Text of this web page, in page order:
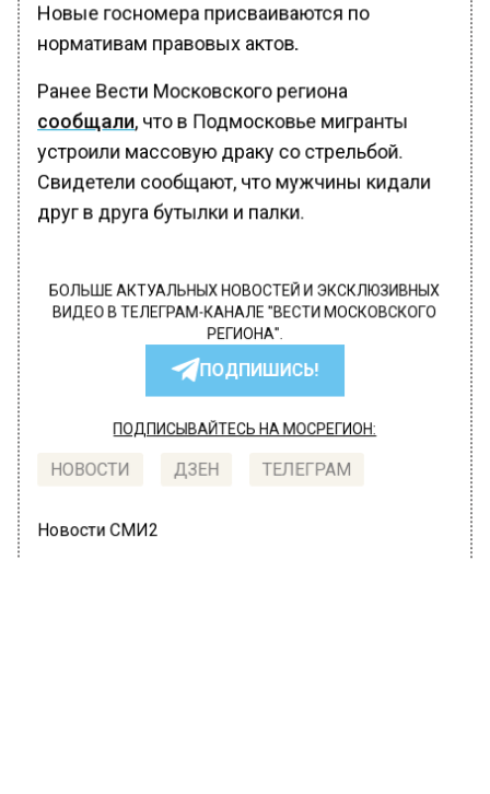
Новые госномера присваиваются по
нормативам правовых актов.
Ранее Вести Московского региона
сообщали, что в Подмосковье мигранты
устроили массовую драку со стрельбой.
Свидетели сообщают, что мужчины кидали
друг в друга бутылки и палки.
БОЛЬШЕ АКТУАЛЬНЫХ НОВОСТЕЙ И ЭКСКЛЮЗИВНЫХ
ВИДЕО В ТЕЛЕГРАМ-КАНАЛЕ "ВЕСТИ МОСКОВСКОГО
РЕГИОНА".
ПОДПИШИСЬ!
ПОДПИСЫВАЙТЕСЬ НА МОСРЕГИОН:
НОВОСТИ ДЗЕН ТЕЛЕГРАМ
Новости СМИ2